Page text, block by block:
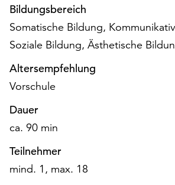
die
Schaltfläche
„Cookie-
Einstellungen“
zur
Verfügung.
Funktionale
Cookies
werden
auch
ohne
Ihr
Einverständnis
Bildungsbereich
Somatische Bildung,
Soziale Bildung, Ästhetische
Altersempfehlung
Vorschule
Dauer
ca. 90 min
Teilnehmer
mind. 1, max. 18